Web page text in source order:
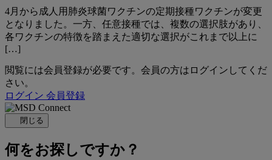
4月から成人用肺炎球菌ワクチンの定期接種ワクチンが変更
となりました。一方、任意接種では、複数の選択肢があり、
各ワクチンの特徴を踏まえた適切な選択がこれまで以上に
[…]
閲覧には会員登録が必要です。会員の方はログインしてくだ
さい。
ログイン 会員登録
閉じる
何をお探しですか？